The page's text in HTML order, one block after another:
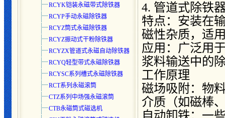
RCYK铠装永磁带式除铁器
RCYP手动永磁除铁器
RCYZ筒式永磁除铁器
RCYZ振动式干粉除铁器
RCYZX管道式永磁自动除铁器
RCYQ轻型带式永磁除铁器
RCYSC系列槽式永磁除铁器
RCT系列永磁滚筒
CTZ系列中场强永磁滚筒
CTB永磁筒式磁选机
4. 管道式除铁
特点：安装在
磁性杂质，适
应用：广泛用
浆料输送中的
工作原理
磁场吸附：物
介质（如磁棒
自动卸铁：一